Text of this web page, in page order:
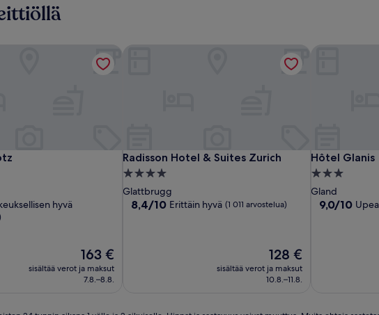
hyvä
Hinta
on
163 €
163 €
sisältää verot ja maksut
7.8.–8.8.
Radisson Hotel & Suites Zurich
Radisson Hotel & Suites Zurich
4.0
tähden
majoituspaikka
Glattbrugg
8.4
8,4/10 Erittäin hyvä (1 011 arvostelua)
Hinta
on
128 €
128 €
sisältää verot ja maksut
10.8.–11.8.
Hôtel Glanis
Hôtel Glanis
3.0
tähden
Gland
9.0
9,0/10 Upea